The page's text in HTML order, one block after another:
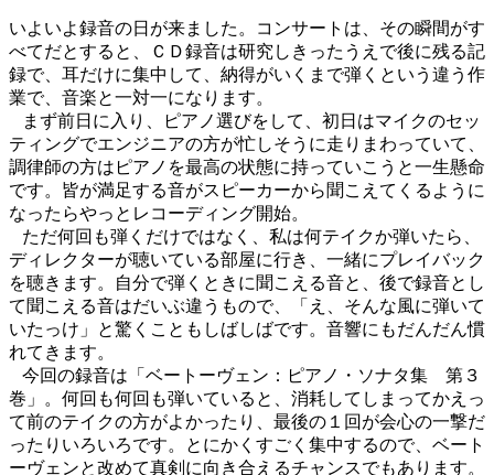
いよいよ録音の日が来ました。コンサートは、その瞬間がす
べてだとすると、ＣＤ録音は研究しきったうえで後に残る記
録で、耳だけに集中して、納得がいくまで弾くという違う作
業で、音楽と一対一になります。
まず前日に入り、ピアノ選びをして、初日はマイクのセッ
ティングでエンジニアの方が忙しそうに走りまわっていて、
調律師の方はピアノを最高の状態に持っていこうと一生懸命
です。皆が満足する音がスピーカーから聞こえてくるように
なったらやっとレコーディング開始。
ただ何回も弾くだけではなく、私は何テイクか弾いたら、
ディレクターが聴いている部屋に行き、一緒にプレイバック
を聴きます。自分で弾くときに聞こえる音と、後で録音とし
て聞こえる音はだいぶ違うもので、「え、そんな風に弾いて
いたっけ」と驚くこともしばしばです。音響にもだんだん慣
れてきます。
今回の録音は「ベートーヴェン：ピアノ・ソナタ集 第３
巻」。何回も何回も弾いていると、消耗してしまってかえっ
て前のテイクの方がよかったり、最後の１回が会心の一撃だ
ったりいろいろです。とにかくすごく集中するので、ベート
ーヴェンと改めて真剣に向き合えるチャンスでもあります。